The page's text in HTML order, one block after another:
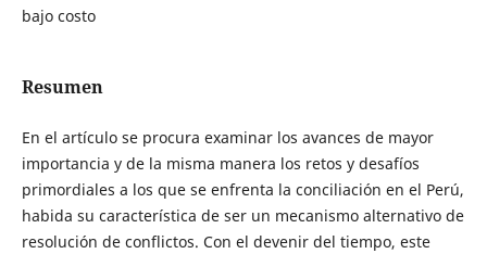
bajo costo
Resumen
En el artículo se procura examinar los avances de mayor
importancia y de la misma manera los retos y desafíos
primordiales a los que se enfrenta la conciliación en el Perú,
habida su característica de ser un mecanismo alternativo de
resolución de conflictos. Con el devenir del tiempo, este